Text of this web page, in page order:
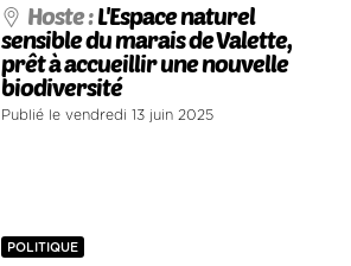
Hoste :L'Espace naturel
sensible du marais de Valette,
prêt à accueillir une nouvelle
biodiversité
Publié le vendredi 13 juin 2025
POLITIQUE